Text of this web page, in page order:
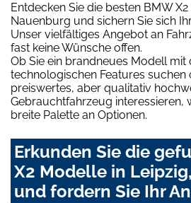
Entdecken Sie die besten BMW
Nauenburg und sichern Sie sich
Unser vielfältiges Angebot an
fast keine Wünsche offen.
Ob Sie ein brandneues Modell mit
technologischen Features suchen
preiswertes, aber qualitativ
Gebrauchtfahrzeug interessieren,
breite Palette an Optionen.
Erkunden Sie die
X2 Modelle in
und fordern Sie Ihr